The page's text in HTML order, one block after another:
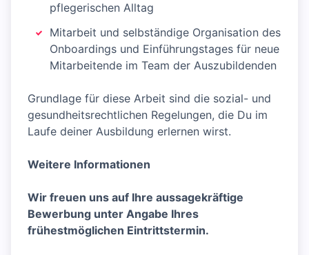
pflegerischen Alltag
Mitarbeit und selbständige Organisation des
Onboardings und Einführungstages für neue
Mitarbeitende im Team der Auszubildenden
Grundlage für diese Arbeit sind die sozial- und
gesundheitsrechtlichen Regelungen, die Du im
Laufe deiner Ausbildung erlernen wirst.
Weitere Informationen
Wir freuen uns auf Ihre aussagekräftige
Bewerbung unter Angabe Ihres
frühestmöglichen Eintrittstermin.